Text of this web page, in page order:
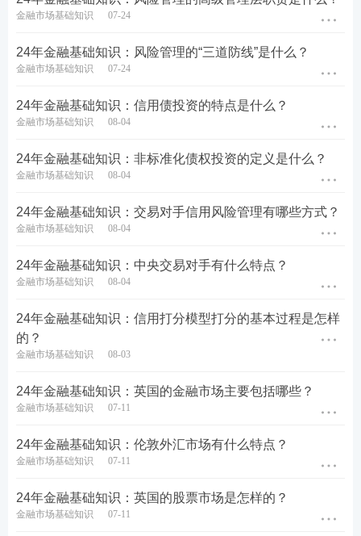
金融市场基础知识 07-24
24年金融基础知识：风险管理的“三道防线”是什么？
金融市场基础知识 07-24
24年金融基础知识：信用债投资的特点是什么？
金融市场基础知识 08-04
24年金融基础知识：非标准化债权投资的定义是什么？
金融市场基础知识 08-04
24年金融基础知识：交易对手信用风险管理有哪些方式？
金融市场基础知识 08-04
24年金融基础知识：中央交易对手有什么特点？
金融市场基础知识 08-04
24年金融基础知识：信用打分模型打分的基本过程是怎样
的？
金融市场基础知识 08-03
24年金融基础知识：英国的金融市场主要包括哪些？
金融市场基础知识 07-11
24年金融基础知识：伦敦外汇市场有什么特点？
金融市场基础知识 07-11
24年金融基础知识：英国的股票市场是怎样的？
金融市场基础知识 07-11